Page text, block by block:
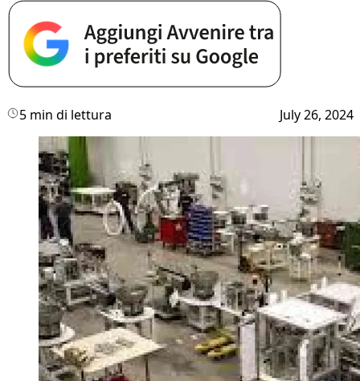
5 min di lettura July 26, 2024